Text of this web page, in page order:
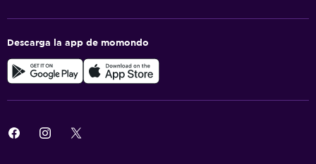
Descarga la app de momondo